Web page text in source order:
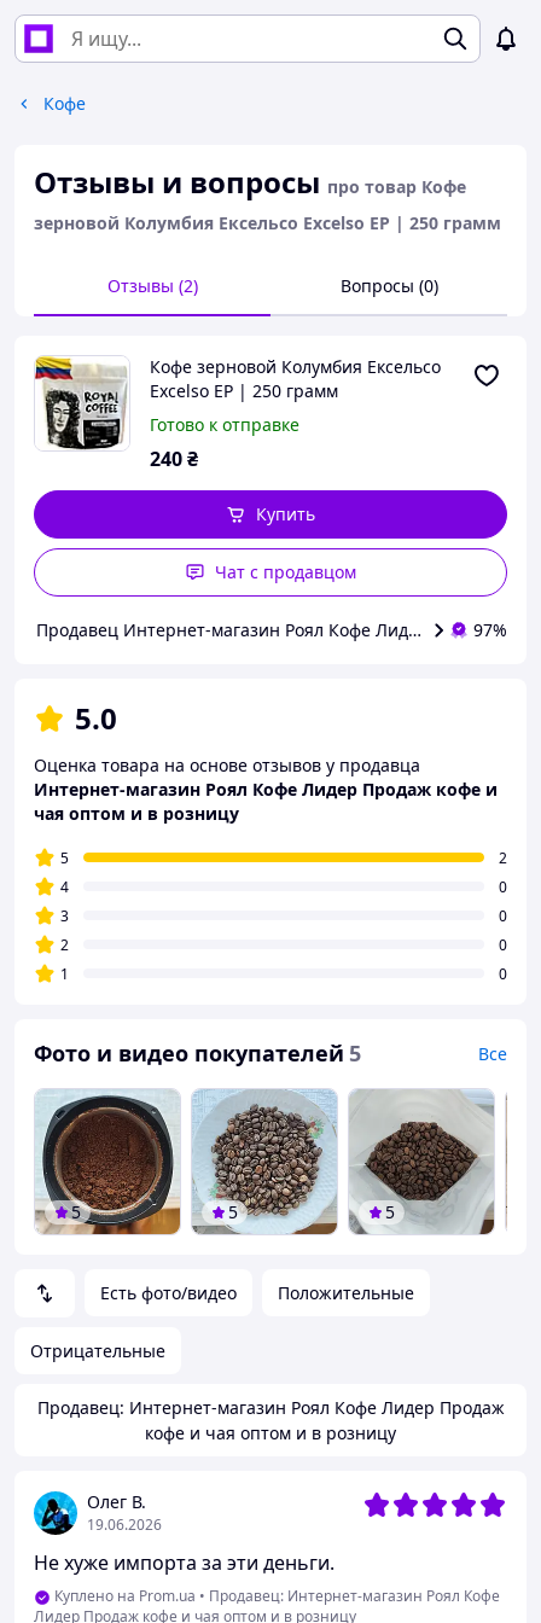
Кофе
Отзывы и вопросы про товар Кофе
зерновой Колумбия Ексельсо Excelso EP | 250 грамм
Отзывы (2) Вопросы (0)
Есть фото/видео Положительные
Отрицательные
Продавец: Интернет-магазин Роял Кофе Лидер Продаж
кофе и чая оптом и в розницу
Олег В.
19.06.2026
Не хуже импорта за эти деньги.
Куплено на Prom.ua • Продавец: Интернет-магазин Роял Кофе
Лидер Продаж кофе и чая оптом и в розницу
Кофе зерновой Колумбия Ексельсо
Excelso EP | 250 грамм
Готово к отправке
240₴
Купить
Чат с продавцом
Продавец Интернет-магазин Роял Кофе Лидер Продаж
97%
5.0
Оценка товара на основе отзывов у продавца
Интернет-магазин Роял Кофе Лидер Продаж кофе и
чая оптом и в розницу
5
2
4
0
3
0
2
0
1
0
Фото и видео покупателей 5 Все
5 5 5